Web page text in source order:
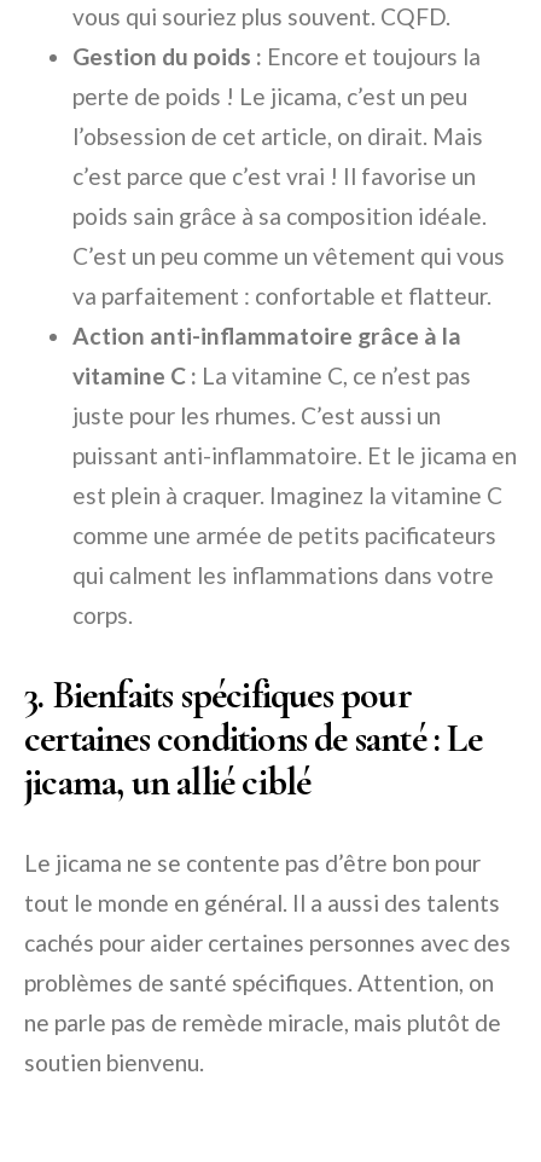
vous qui souriez plus souvent. CQFD.
Gestion du poids : Encore et toujours la
perte de poids ! Le jicama, c’est un peu
l’obsession de cet article, on dirait. Mais
c’est parce que c’est vrai ! Il favorise un
poids sain grâce à sa composition idéale.
C’est un peu comme un vêtement qui vous
va parfaitement : confortable et flatteur.
Action anti-inflammatoire grâce à la
vitamine C : La vitamine C, ce n’est pas
juste pour les rhumes. C’est aussi un
puissant anti-inflammatoire. Et le jicama en
est plein à craquer. Imaginez la vitamine C
comme une armée de petits pacificateurs
qui calment les inflammations dans votre
corps.
3. Bienfaits spécifiques pour
certaines conditions de santé : Le
jicama, un allié ciblé
Le jicama ne se contente pas d’être bon pour
tout le monde en général. Il a aussi des talents
cachés pour aider certaines personnes avec des
problèmes de santé spécifiques. Attention, on
ne parle pas de remède miracle, mais plutôt de
soutien bienvenu.